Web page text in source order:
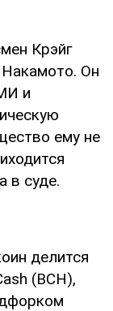
Крэйг
Он
и
ему не
в суде.
делится
(BCH),